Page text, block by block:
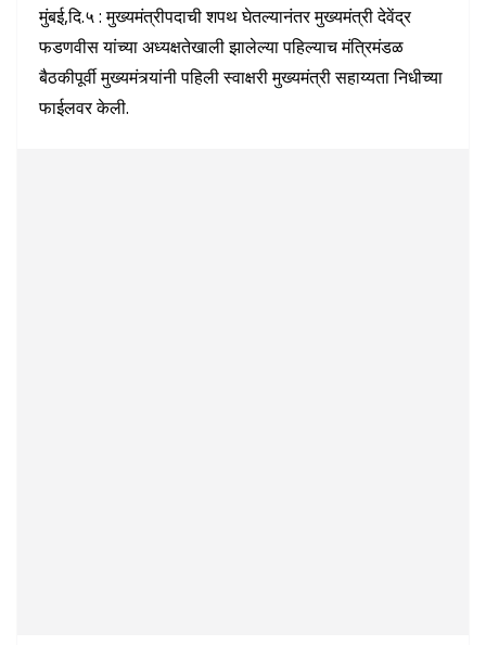
मुंबई,दि.५ : मुख्यमंत्रीपदाची शपथ घेतल्यानंतर मुख्यमंत्री देवेंद्र
फडणवीस यांच्या अध्यक्षतेखाली झालेल्या पहिल्याच मंत्रिमंडळ
बैठकीपूर्वी मुख्यमंत्र्यांनी पहिली स्वाक्षरी मुख्यमंत्री सहाय्यता निधीच्या
फाईलवर केली.